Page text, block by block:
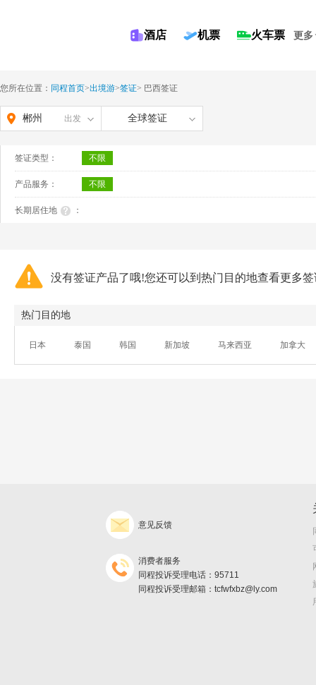
酒店 机票 火车票 更多
您所在位置： 同程首页>出境游>签证> 巴西签证
郴州 出发 全球签证
签证类型： 不限
产品服务： 不限
长期居住地 ：
没有签证产品了哦!您还可以到热门目的地查看更多
热门目的地
日本 泰国 韩国 新加坡 马来西亚 加拿大
意见反馈
消费者服务
同程投诉受理电话：95711
同程投诉受理邮箱：tcfwfxbz@ly.com